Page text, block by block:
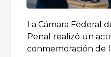
La Cámara Federal
Penal realizó un
conmemoración de